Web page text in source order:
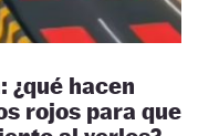
hacen
rojos para que